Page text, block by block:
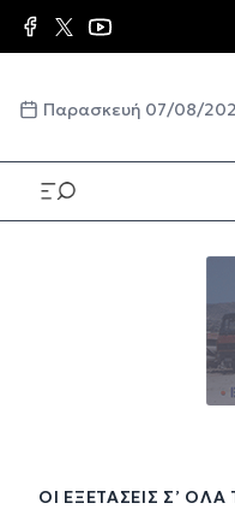
Παράκαμψη
προς
κυρίωςΠαρασκευή 07/08/
ΟΙ ΕΞΕΤΆΣΕΙΣ Σ’